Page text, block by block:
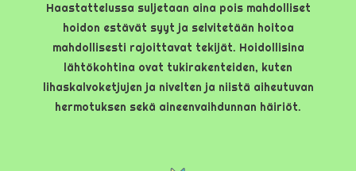
Haastattelussa suljetaan aina pois mahdolliset
hoidon estävät syyt ja selvitetään hoitoa
mahdollisesti rajoittavat tekijät. Hoidollisina
lähtökohtina ovat tukirakenteiden, kuten
lihaskalvoketjujen ja nivelten ja niistä aiheutuvan
hermotuksen sekä aineenvaihdunnan häiriöt.